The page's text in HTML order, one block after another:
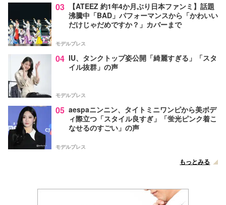
03
【ATEEZ 約1年4か月ぶり日本ファンミ】話題
沸騰中「BAD」パフォーマンスから「かわいい
だけじゃだめですか？」カバーまで
モデルプレス
04 IU、タンクトップ姿公開「綺麗すぎる」「スタ
イル抜群」の声
モデルプレス
05 aespaニンニン、タイトミニワンピから美ボデ
ィ際立つ「スタイル良すぎ」「蛍光ピンク着こ
なせるのすごい」の声
モデルプレス
もっとみる